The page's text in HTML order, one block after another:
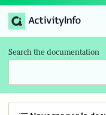
Search the documentation